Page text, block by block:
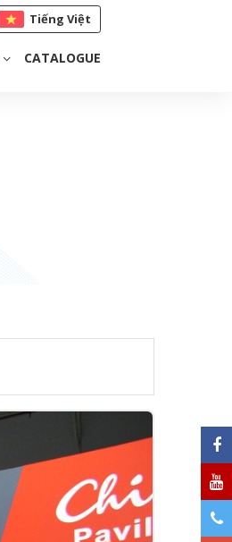
Tiếng Việt
CATALOGUE